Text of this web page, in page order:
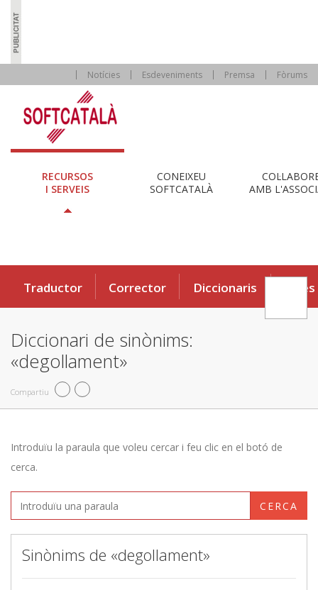
Notícies Esdeveniments Premsa Fòrums
RECURSOS
I SERVEIS
CONEIXEU
SOFTCATALÀ
AMB
Traductor Corrector Diccionaris Eines
Diccionari de sinònims:
«degollament»
Compartiu
Introduïu la paraula que voleu cercar i feu clic en el botó de
cerca.
CERCA
Sinònims de «degollament»